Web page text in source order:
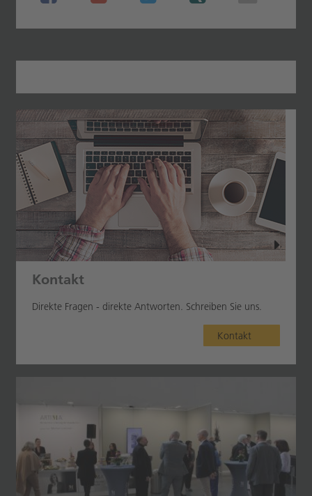
Kontakt
Direkte Fragen - direkte Antworten. Schreiben Sie uns.
Kontakt